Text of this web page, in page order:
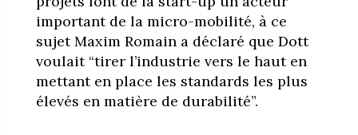
important de la micro-mobilité, à ce
sujet Maxim Romain a déclaré que Dott
voulait “tirer l’industrie vers le haut en
mettant en place les standards les plus
élevés en matière de durabilité”.